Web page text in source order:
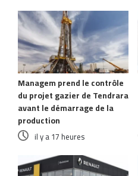
Managem prend le contrôle
du projet gazier de Tendrara
avant le démarrage de la
production
il y a 17 heures